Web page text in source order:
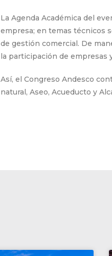
La Agenda Académica del
empresa; en temas técnicos
de gestión comercial. De
la participación de empresas
Así, el Congreso Andesco
natural, Aseo, Acueducto y